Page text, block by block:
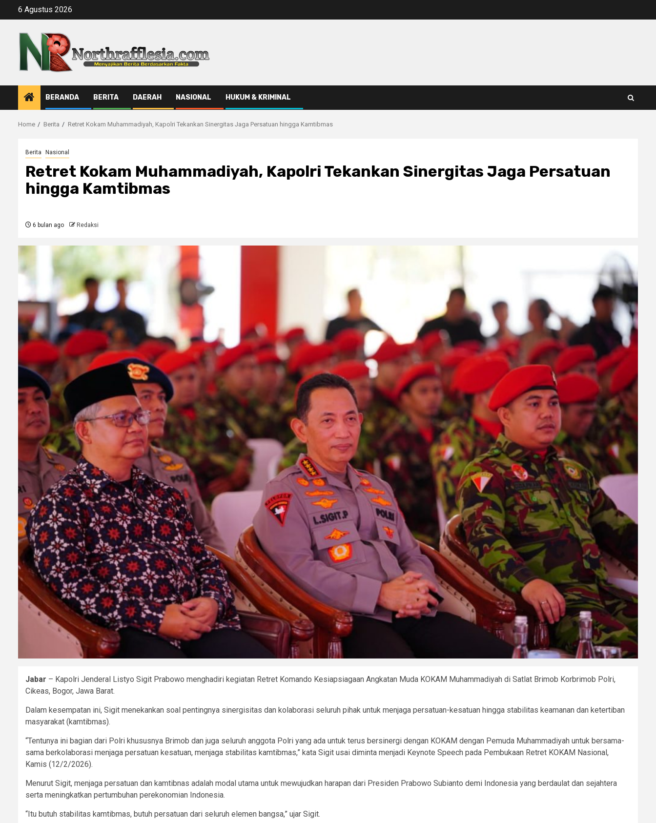
6 Agustus 2026
BERANDA BERITA DAERAH NASIONAL HUKUM & KRIMINAL
Home Berita Retret Kokam Muhammadiyah, Kapolri Tekankan Sinergitas Jaga Persatuan hingga Kamtibmas
Berita Nasional
Retret Kokam Muhammadiyah, Kapolri Tekankan Sinergitas Jaga Persatuan
hingga Kamtibmas
6 bulan ago Redaksi
Jabar – Kapolri Jenderal Listyo Sigit Prabowo menghadiri kegiatan Retret Komando Kesiapsiagaan Angkatan Muda KOKAM Muhammadiyah di Satlat Brimob Korbrimob Polri,
Cikeas, Bogor, Jawa Barat.
Dalam kesempatan ini, Sigit menekankan soal pentingnya sinergisitas dan kolaborasi seluruh pihak untuk menjaga persatuan-kesatuan hingga stabilitas keamanan dan ketertiban
masyarakat (kamtibmas).
“Tentunya ini bagian dari Polri khususnya Brimob dan juga seluruh anggota Polri yang ada untuk terus bersinergi dengan KOKAM dengan Pemuda Muhammadiyah untuk bersama-
sama berkolaborasi menjaga persatuan kesatuan, menjaga stabilitas kamtibmas,” kata Sigit usai diminta menjadi Keynote Speech pada Pembukaan Retret KOKAM Nasional,
Kamis (12/2/2026).
Menurut Sigit, menjaga persatuan dan kamtibnas adalah modal utama untuk mewujudkan harapan dari Presiden Prabowo Subianto demi Indonesia yang berdaulat dan sejahtera
serta meningkatkan pertumbuhan perekonomian Indonesia.
“Itu butuh stabilitas kamtibmas, butuh persatuan dari seluruh elemen bangsa,” ujar Sigit.